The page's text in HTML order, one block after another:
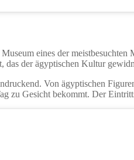
eines der
das der ägyptischen Kultur
Von ägyptischen
zu Gesicht bekommt. Der